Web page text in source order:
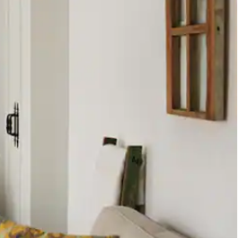
abajo o explora con el tacto o desliza el